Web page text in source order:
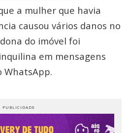
a mulher que havia
causou vários danos no
do imóvel foi
em mensagens
WhatsApp.